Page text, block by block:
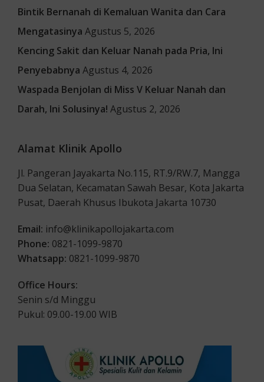
Bintik Bernanah di Kemaluan Wanita dan Cara
Mengatasinya Agustus 5, 2026
Kencing Sakit dan Keluar Nanah pada Pria, Ini
Penyebabnya Agustus 4, 2026
Waspada Benjolan di Miss V Keluar Nanah dan
Darah, Ini Solusinya! Agustus 2, 2026
Alamat Klinik Apollo
Jl. Pangeran Jayakarta No.115, RT.9/RW.7, Mangga
Dua Selatan, Kecamatan Sawah Besar, Kota Jakarta
Pusat, Daerah Khusus Ibukota Jakarta 10730
Email: info@klinikapollojakarta.com
Phone: 0821-1099-9870
Whatsapp: 0821-1099-9870
Office Hours:
Senin s/d Minggu
Pukul: 09.00-19.00 WIB